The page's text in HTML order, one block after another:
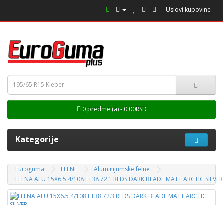
Uslovi kupovine
0 predmet(a) - 0.00RSD
Kategorije
Euroguma FELNE
Aluminijumske felne
FELNA ALU 15X6.5 4/108 ET38 72.3 REDS DARK BLADE MATT ARCTIC SILVER